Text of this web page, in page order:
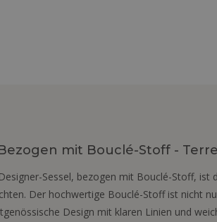
mit Bouclé-Stoff -
Sessel, bezogen mit Bouclé-Stoff,
Der hochwertige Bouclé-Stoff ist nicht
Design mit klaren Linien und